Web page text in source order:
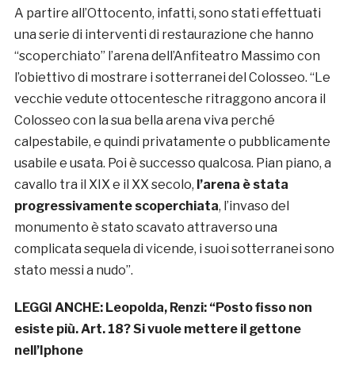
A partire all’Ottocento, infatti, sono stati effettuati
una serie di interventi di restaurazione che hanno
“scoperchiato” l’arena dell’Anfiteatro Massimo con
l’obiettivo di mostrare i sotterranei del Colosseo. “Le
vecchie vedute ottocentesche ritraggono ancora il
Colosseo con la sua bella arena viva perché
calpestabile, e quindi privatamente o pubblicamente
usabile e usata. Poi è successo qualcosa. Pian piano, a
cavallo tra il XIX e il XX secolo, l’arena è stata
progressivamente scoperchiata, l’invaso del
monumento è stato scavato attraverso una
complicata sequela di vicende, i suoi sotterranei sono
stato messi a nudo”.
LEGGI ANCHE: Leopolda, Renzi: “Posto fisso non
esiste più. Art. 18? Si vuole mettere il gettone
nell’Iphone